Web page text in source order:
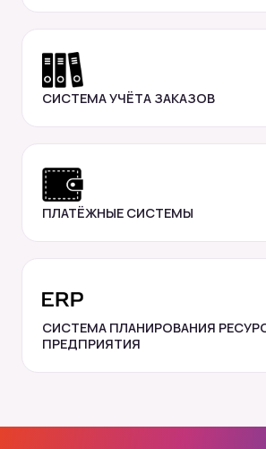
СИСТЕМА УЧЁТА ЗАКАЗОВ
ПЛАТЁЖНЫЕ СИСТЕМЫ
СИСТЕМА ПЛАНИРОВАНИЯ
ПРЕДПРИЯТИЯ